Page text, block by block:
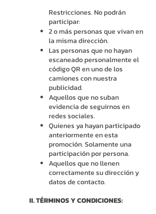
Restricciones. No podrán
participar:
2 o más personas que vivan en
la misma dirección.
Las personas que no hayan
escaneado personalmente el
código QR en uno de los
camiones con nuestra
publicidad.
Aquellos que no suban
evidencia de seguirnos en
redes sociales.
Quienes ya hayan participado
anteriormente en esta
promoción. Solamente una
participación por persona.
Aquellos que no llenen
correctamente su dirección y
datos de contacto.
II. TÉRMINOS Y CONDICIONES: